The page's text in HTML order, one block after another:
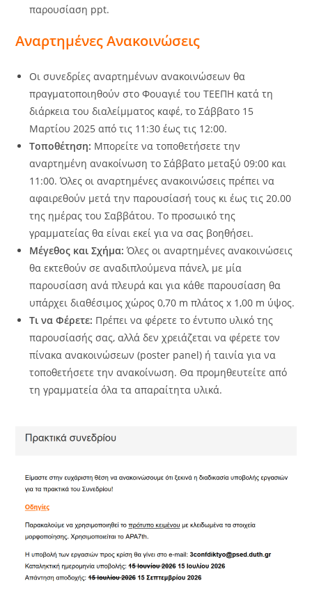
παρουσίαση ppt.
Αναρτημένες Ανακοινώσεις
Οι συνεδρίες αναρτημένων ανακοινώσεων θα
πραγματοποιηθούν στο Φουαγιέ του ΤΕΕΠΗ κατά τη
διάρκεια του διαλείμματος καφέ, το Σάββατο 15
Μαρτίου 2025 από τις 11:30 έως τις 12:00.
Τοποθέτηση: Μπορείτε να τοποθετήσετε την
αναρτημένη ανακοίνωση το Σάββατο μεταξύ 09:00 και
11:00. Όλες οι αναρτημένες ανακοινώσεις πρέπει να
αφαιρεθούν μετά την παρουσίασή τους κι έως τις 20.00
της ημέρας του Σαββάτου. Το προσωικό της
γραμματείας θα είναι εκεί για να σας βοηθήσει.
Μέγεθος και Σχήμα: Όλες οι αναρτημένες ανακοινώσεις
θα εκτεθούν σε αναδιπλούμενα πάνελ, με μία
παρουσίαση ανά πλευρά και για κάθε παρουσίαση θα
υπάρχει διαθέσιμος χώρος 0,70 m πλάτος x 1,00 m ύψος.
Τι να Φέρετε: Πρέπει να φέρετε το έντυπο υλικό της
παρουσίασής σας, αλλά δεν χρειάζεται να φέρετε τον
πίνακα ανακοινώσεων (poster panel) ή ταινία για να
τοποθετήσετε την ανακοίνωση. Θα προμηθευτείτε από
τη γραμματεία όλα τα απαραίτητα υλικά.